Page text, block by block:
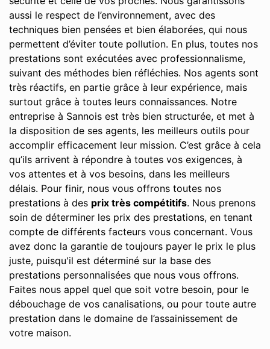
aussi le respect de l’environnement, avec des
techniques bien pensées et bien élaborées, qui nous
permettent d’éviter toute pollution. En plus, toutes nos
prestations sont exécutées avec professionnalisme,
suivant des méthodes bien réfléchies. Nos agents sont
très réactifs, en partie grâce à leur expérience, mais
surtout grâce à toutes leurs connaissances. Notre
entreprise à Sannois est très bien structurée, et met à
la disposition de ses agents, les meilleurs outils pour
accomplir efficacement leur mission. C’est grâce à cela
qu’ils arrivent à répondre à toutes vos exigences, à
vos attentes et à vos besoins, dans les meilleurs
délais. Pour finir, nous vous offrons toutes nos
prestations à des prix très compétitifs. Nous prenons
soin de déterminer les prix des prestations, en tenant
compte de différents facteurs vous concernant. Vous
avez donc la garantie de toujours payer le prix le plus
juste, puisqu'il est déterminé sur la base des
prestations personnalisées que nous vous offrons.
Faites nous appel quel que soit votre besoin, pour le
débouchage de vos canalisations, ou pour toute autre
prestation dans le domaine de l’assainissement de
votre maison.